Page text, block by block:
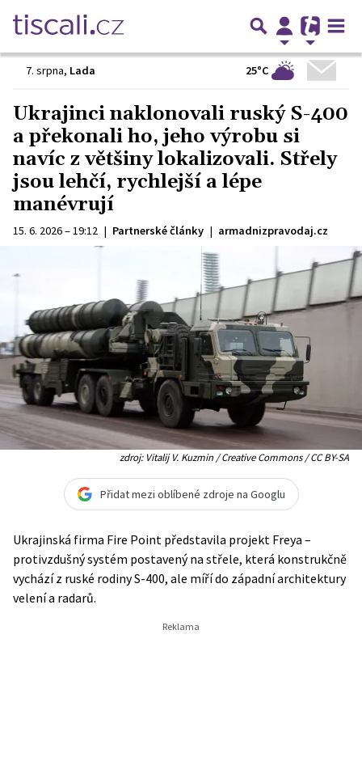
7. srpna, Lada 25°C
Ukrajinci naklonovali ruský S-400
a překonali ho, jeho výrobu si
navíc z většiny lokalizovali. Střely
jsou lehčí, rychlejší a lépe
manévrují
15. 6. 2026 – 19:12 | Partnerské články | armadnizpravodaj.cz
zdroj: Vitalij V. Kuzmin / Creative Commons / CC BY-SA
Přidat mezi oblíbené zdroje na Googlu
Ukrajinská firma Fire Point představila projekt Freya –
protivzdušný systém postavený na střele, která konstrukčně
vychází z ruské rodiny S-400, ale míří do západní architektury
velení a radarů.